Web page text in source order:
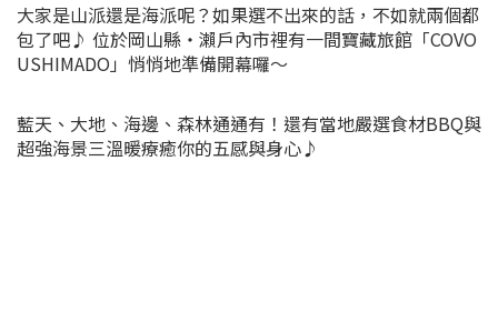
大家是山派還是海派呢？如果選不出來的話，不如就兩個都
包了吧♪ 位於岡山縣・瀨戶內市裡有一間寶藏旅館「COVO
USHIMADO」悄悄地準備開幕囉～
藍天、大地、海邊、森林通通有！還有當地嚴選食材BBQ與
超強海景三溫暖療癒你的五感與身心♪